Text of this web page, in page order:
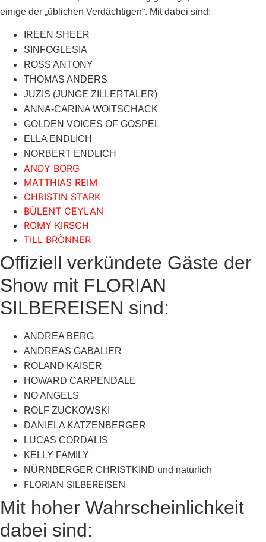
einige der „üblichen Verdächtigen“. Mit dabei sind:
IREEN SHEER
SINFOGLESIA
ROSS ANTONY
THOMAS ANDERS
JUZIS (JUNGE ZILLERTALER)
ANNA-CARINA WOITSCHACK
GOLDEN VOICES OF GOSPEL
ELLA ENDLICH
NORBERT ENDLICH
ANDY BORG
MATTHIAS REIM
CHRISTIN STARK
BÜLENT CEYLAN
ROMY KIRSCH
TILL BRÖNNER
Offiziell verkündete Gäste der
Show mit FLORIAN
SILBEREISEN sind:
ANDREA BERG
ANDREAS GABALIER
ROLAND KAISER
HOWARD CARPENDALE
NO ANGELS
ROLF ZUCKOWSKI
DANIELA KATZENBERGER
LUCAS CORDALIS
KELLY FAMILY
NÜRNBERGER CHRISTKIND und natürlich
FLORIAN SILBEREISEN
Mit hoher Wahrscheinlichkeit
dabei sind: